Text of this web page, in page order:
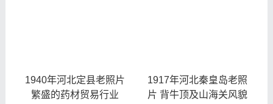
1940年河北定县老照片
繁盛的药材贸易行业
1917年河北秦皇岛老照
片 背牛顶及山海关风貌